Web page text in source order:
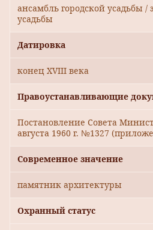
ансамбль городской усадьбы /
усадьбы
Датировка
конец XVIII века
Правоустанавливающие
Постановление Совета
августа 1960 г. №1327
Современное значение
памятник архитектуры
Охранный статус